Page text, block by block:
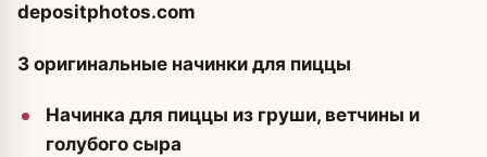
depositphotos.com
3 оригинальные начинки для пиццы
Начинка для пиццы из груши, ветчины и
голубого сыра